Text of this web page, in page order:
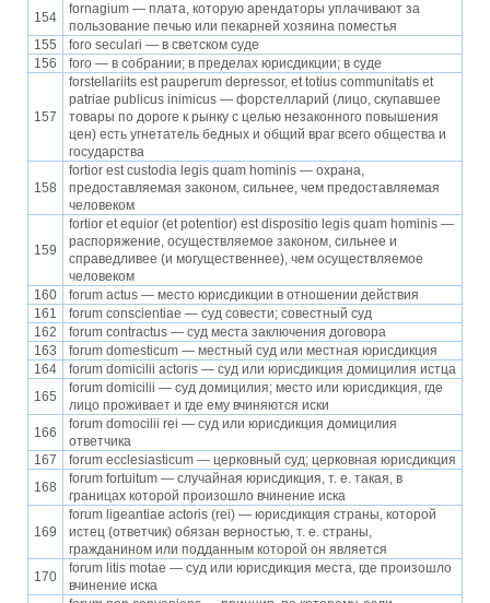
154
fornagium — плата, которую арендаторы уплачивают за
пользование печью или пекарней хозяина поместья
155
foro seculari — в светском суде
156
foro — в собрании; в пределах юрисдикции; в суде
157
forstellariits est pauperum depressor, et totius communitatis et
patriae publicus inimicus — форстелларий (лицо, скупавшее
товары по дороге к рынку с целью незаконного повышения
цен) есть угнетатель бедных и общий враг всего общества и
государства
158
fortior est custodia legis quam hominis — охрана,
предоставляемая законом, сильнее, чем предоставляемая
человеком
159
fortior et equior (et potentior) est dispositio legis quam hominis —
распоряжение, осуществляемое законом, сильнее и
справедливее (и могущественнее), чем осуществляемое
человеком
160
forum actus — место юрисдикции в отношении действия
161
forum conscientiae — суд совести; совестный суд
162
forum contractus — суд места заключения договора
163
forum domesticum — местный суд или местная юрисдикция
164
forum domicilii actoris — суд или юрисдикция домицилия истца
165
forum domicilii — суд домицилия; место или юрисдикция, где
лицо проживает и где ему вчиняются иски
166
forum domocilii rei — суд или юрисдикция домицилия
ответчика
167
forum ecclesiasticum — церковный суд; церковная юрисдикция
168
forum fortuitum — случайная юрисдикция, т. е. такая, в
границах которой произошло вчинение иска
169
forum ligeantiae actoris (rei) — юрисдикция страны, которой
истец (ответчик) обязан верностью, т. е. страны,
гражданином или подданным которой он является
170
forum litis motae — суд или юрисдикция места, где произошло
вчинение иска